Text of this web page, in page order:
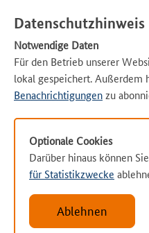
Datenschutzhinweis
Notwendige Daten
Für den Betrieb unserer
lokal gespeichert. Außerdem
Benachrichtigungen zu
Optionale Cookies
Darüber hinaus können
für Statistikzwecke
Ablehnen